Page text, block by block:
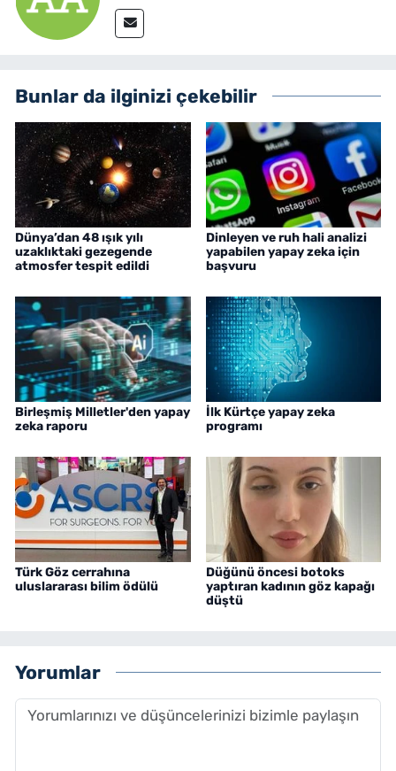
Bunlar da ilginizi çekebilir
Dünya’dan 48 ışık yılı
uzaklıktaki gezegende
atmosfer tespit edildi
Dinleyen ve ruh hali analizi
yapabilen yapay zeka için
başvuru
Birleşmiş Milletler'den yapay
zeka raporu
İlk Kürtçe yapay zeka
programı
Türk Göz cerrahına
uluslararası bilim ödülü
Düğünü öncesi botoks
yaptıran kadının göz kapağı
düştü
Yorumlar